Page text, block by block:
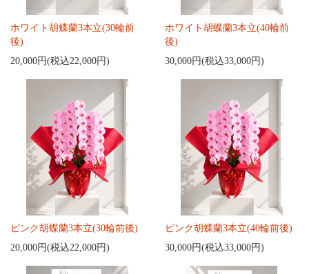
ホワイト胡蝶蘭3本立(30輪前
後)
20,000円(税込22,000円)
ホワイト胡蝶蘭3本立(40輪前
後)
30,000円(税込33,000円)
ピンク胡蝶蘭3本立(30輪前後)
20,000円(税込22,000円)
ピンク胡蝶蘭3本立(40輪前後)
30,000円(税込33,000円)